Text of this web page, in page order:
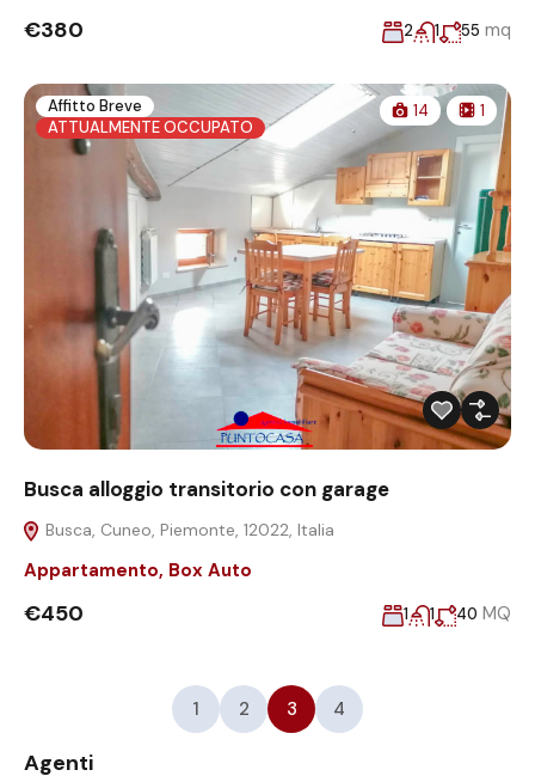
€380 2 1 55 mq
Affitto Breve
ATTUALMENTE OCCUPATO
14 1
Busca alloggio transitorio con garage
Busca, Cuneo, Piemonte, 12022, Italia
Appartamento, Box Auto
€450 1 1 40 MQ
1 2 3 4
Agenti